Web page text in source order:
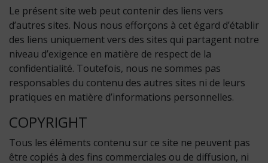
Le présent site web peut contenir des liens vers
d’autres sites. Nous nous efforçons à cet égard d’établir
des liens uniquement vers des sites qui partagent notre
niveau d’exigence en matière de respect de la
confidentialité. Toutefois, nous ne sommes pas
responsables du contenu des autres sites ni de leurs
pratiques en matière d’informations personnelles.
COPYRIGHT
Tous les éléments contenu sur ce site ne peuvent pas
être copiés à des fins commerciales ou de diffusion, ni